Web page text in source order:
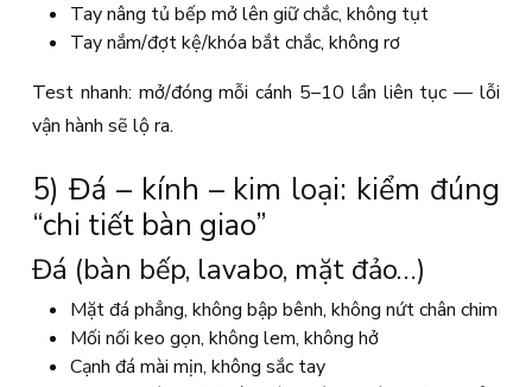
Tay nâng tủ bếp mở lên giữ chắc, không tụt
Tay nắm/đợt kệ/khóa bắt chắc, không rơ
Test nhanh: mở/đóng mỗi cánh 5–10 lần liên tục — lỗi
vận hành sẽ lộ ra.
5) Đá – kính – kim loại: kiểm đúng
“chi tiết bàn giao”
Đá (bàn bếp, lavabo, mặt đảo…)
Mặt đá phẳng, không bập bênh, không nứt chân chim
Mối nối keo gọn, không lem, không hở
Cạnh đá mài mịn, không sắc tay